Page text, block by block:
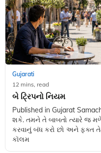
Gujarati
12 mins, read
બે ટ્રિપનો નિયમ
Published in Gujarat
શકે. તમને તે બાબતો ત્યારે જ
કરવાનું બંધ કરો છો અને ફક્ત
કૉલમ